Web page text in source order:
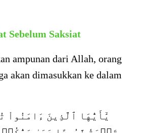
Sebelum Saksiat
ampunan dari Allah, orang
akan dimasukkan ke dalam
يَٰٓأَيُّهَا ٱلَّذِينَ ءَامَنُواْ